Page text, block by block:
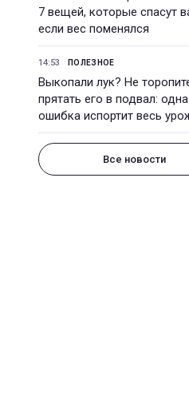
7 вещей, которые спасут
если вес поменялся
14:53 ПОЛЕЗНОЕ
Выкопали лук? Не
прятать его в подвал: одна
ошибка испортит весь
Все новости